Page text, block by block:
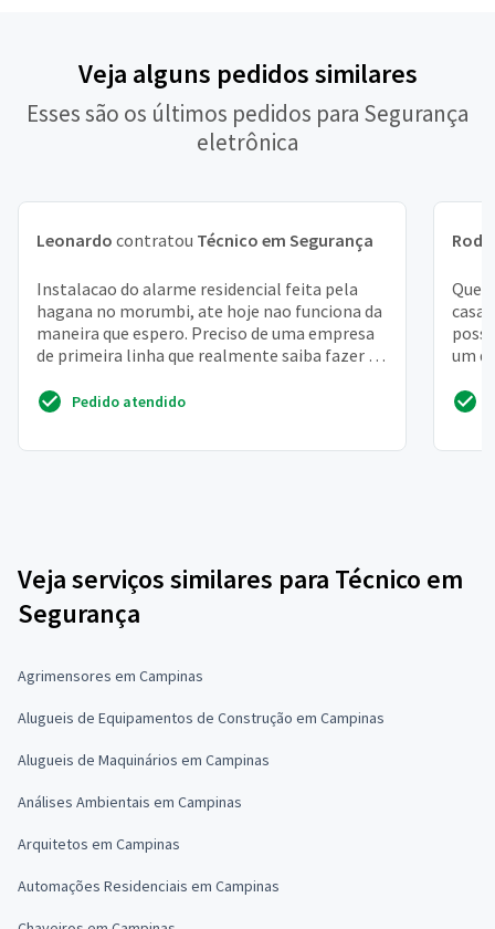
Veja alguns pedidos similares
Esses são os últimos pedidos para Segurança
eletrônica
Leonardo contratou Técnico em Segurança
Instalacao do alarme residencial feita pela
hagana no morumbi, ate hoje nao funciona da
maneira que espero. Preciso de uma empresa
de primeira linha que realmente saiba fazer a
Pedido atendido
casa
um
Veja serviços similares para Técnico em
Segurança
Agrimensores em Campinas
Alugueis de Equipamentos de Construção em Campinas
Alugueis de Maquinários em Campinas
Análises Ambientais em Campinas
Arquitetos em Campinas
Automações Residenciais em Campinas